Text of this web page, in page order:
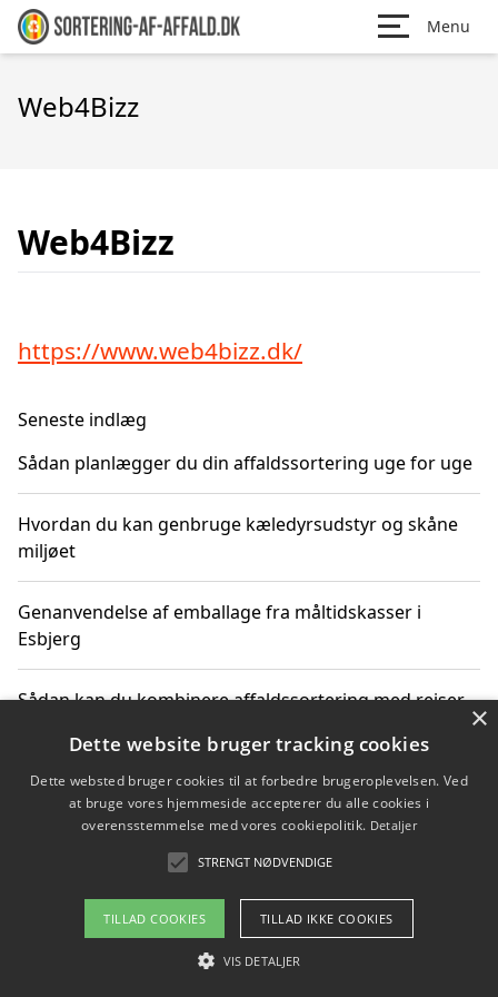
Menu
Web4Bizz
Web4Bizz
https://www.web4bizz.dk/
Seneste indlæg
Sådan planlægger du din affaldssortering uge for uge
Hvordan du kan genbruge kæledyrsudstyr og skåne
miljøet
Genanvendelse af emballage fra måltidskasser i
Esbjerg
Sådan kan du kombinere affaldssortering med rejser
Hvordan affaldssortering kan bidrage til co2 reduktion
Om / kontakt
Blog Betingelser
×
Dette website bruger tracking cookies
Dette websted bruger cookies til at forbedre brugeroplevelsen. Ved
at bruge vores hjemmeside accepterer du alle cookies i
overensstemmelse med vores cookiepolitik. Detaljer
STRENGT NØDVENDIGE
TILLAD COOKIES TILLAD IKKE COOKIES
VIS DETALJER